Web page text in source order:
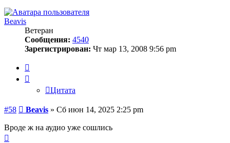
Beavis
Ветеран
Сообщения: 4540
Зарегистрирован: Чт мар 13, 2008 9:56 pm
Цитата
#58 Сообщение
Beavis » Сб июн 14, 2025 2:25 pm
Вроде ж на аудио уже сошлись